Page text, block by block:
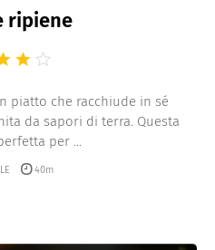
ripiene
piatto che racchiude in sé
da sapori di terra. Questa
per ...
40m